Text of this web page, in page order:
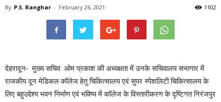
By P.S. Ranghar - February 26, 2021 1102
देहरादून- मुख्य सचिव ओम प्रकाश की अध्यक्षता में उनके सचिवालय सभागार में
राजकीय दून मेडिकल कॉलेज हेतु चिकित्सालय एवं सुपर स्पेशलिटी चिकित्सालय के
लिए बहुउद्देश्य भवन निर्माण एवं भविष्य में कॉलेज के विस्तारीकरण के दृष्टिगत निरंजपुर